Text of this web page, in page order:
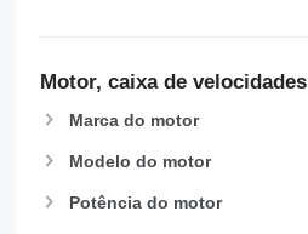
Motor, caixa de velocidades
Marca do motor
Modelo do motor
Potência do motor